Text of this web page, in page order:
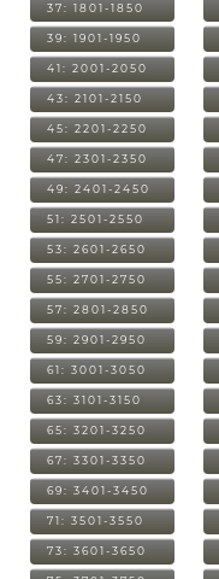
37: 1801-1850
39: 1901-1950
41: 2001-2050
43: 2101-2150
45: 2201-2250
47: 2301-2350
49: 2401-2450
51: 2501-2550
53: 2601-2650
55: 2701-2750
57: 2801-2850
59: 2901-2950
61: 3001-3050
63: 3101-3150
65: 3201-3250
67: 3301-3350
69: 3401-3450
71: 3501-3550
73: 3601-3650